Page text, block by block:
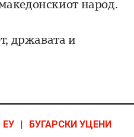
народ.
државата и
ЕУ БУГАРСКИ УЦЕНИ